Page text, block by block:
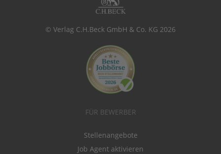
© Verlag C.H.Beck GmbH & Co. KG 2026
FÜR BEWERBER
Stellenangebote
Job Agent aktivieren